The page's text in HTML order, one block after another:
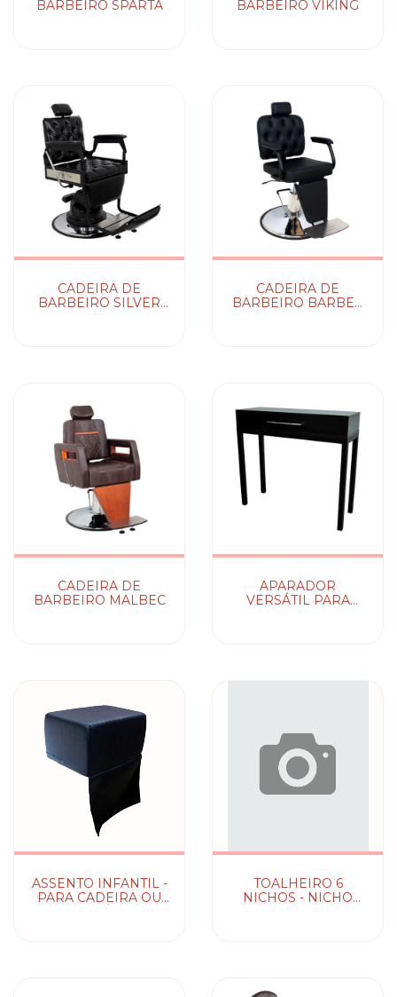
BARBEIRO SPARTA
BARBEIRO VIKING
CADEIRA DE
BARBEIRO SILVER
CADEIRA DE
BARBEIRO BARBER
CADEIRA DE
BARBEIRO MALBEC
APARADOR
VERSÁTIL PARA
ASSENTO INFANTIL -
PARA CADEIRA OU
TOALHEIRO 6
NICHOS - NICHO